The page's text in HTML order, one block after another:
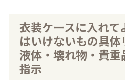
衣装ケースに入れて
はいけないもの具体
液体・壊れ物・貴
指示